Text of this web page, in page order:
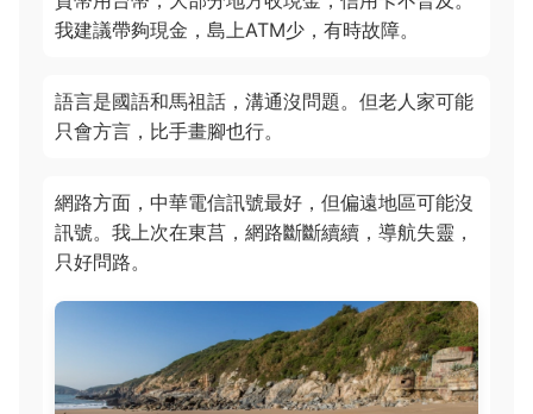
我建議帶夠現金，島上ATM少，有時故障。
語言是國語和馬祖話，溝通沒問題。但老人家可能
只會方言，比手畫腳也行。
網路方面，中華電信訊號最好，但偏遠地區可能沒
訊號。我上次在東莒，網路斷斷續續，導航失靈，
只好問路。